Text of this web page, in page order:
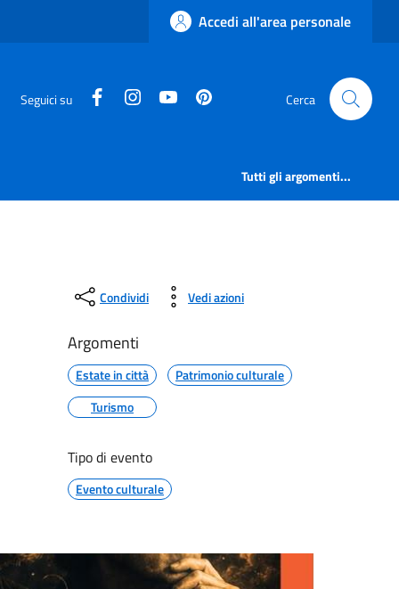
Accedi all'area personale
Seguici su facebookinstagramcanale youtube Cerca
Tutti gli argomenti...
Condividi Vedi azioni
Argomenti
Estate in città
Patrimonio culturale
Turismo
Tipo di evento
Evento culturale